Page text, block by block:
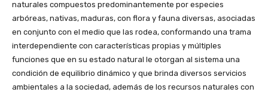
naturales compuestos predominantemente por especies
arbóreas, nativas, maduras, con flora y fauna diversas, asociadas
en conjunto con el medio que las rodea, conformando una trama
interdependiente con características propias y múltiples
funciones que en su estado natural le otorgan al sistema una
condición de equilibrio dinámico y que brinda diversos servicios
ambientales a la sociedad, además de los recursos naturales con